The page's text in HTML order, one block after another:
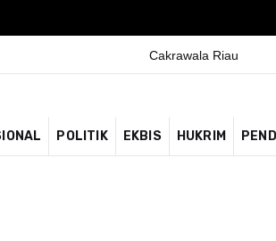
POLITIK EKBIS HUKRIM